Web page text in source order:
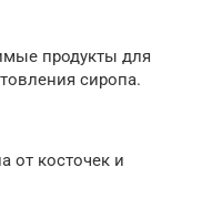
продукты для
сиропа.
от косточек и